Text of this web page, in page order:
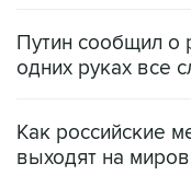
Путин сообщил о
одних руках все
Как российские
выходят на